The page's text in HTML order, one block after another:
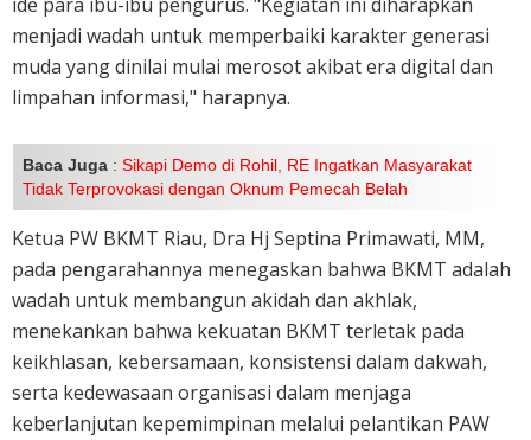
ide para ibu-ibu pengurus. "Kegiatan ini diharapkan
menjadi wadah untuk memperbaiki karakter generasi
muda yang dinilai mulai merosot akibat era digital dan
limpahan informasi," harapnya.
Baca Juga : Sikapi Demo di Rohil, RE Ingatkan Masyarakat
Tidak Terprovokasi dengan Oknum Pemecah Belah
Ketua PW BKMT Riau, Dra Hj Septina Primawati, MM,
pada pengarahannya menegaskan bahwa BKMT adalah
wadah untuk membangun akidah dan akhlak,
menekankan bahwa kekuatan BKMT terletak pada
keikhlasan, kebersamaan, konsistensi dalam dakwah,
serta kedewasaan organisasi dalam menjaga
keberlanjutan kepemimpinan melalui pelantikan PAW